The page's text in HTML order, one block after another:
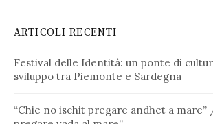
ARTICOLI RECENTI
Festival delle Identità: un ponte di
sviluppo tra Piemonte e Sardegna
“Chie no ischit pregare andhet a mare”